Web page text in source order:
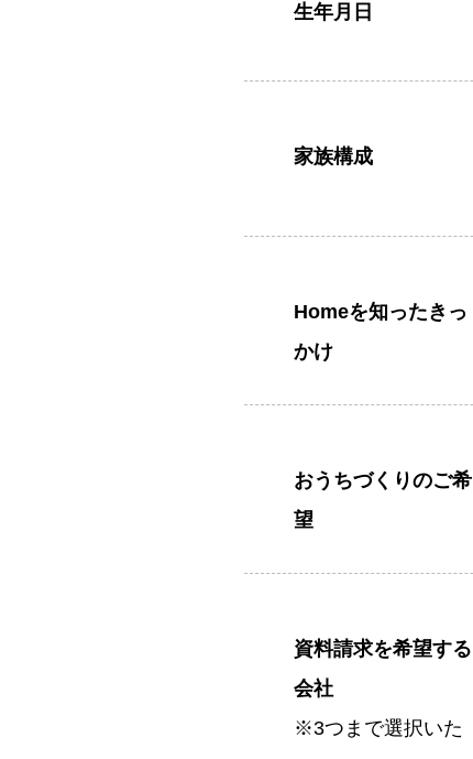
生年月日
家族構成
Homeを知ったきっ
かけ
おうちづくりのご希
望
資料請求を希望する
会社
※3つまで選択いた